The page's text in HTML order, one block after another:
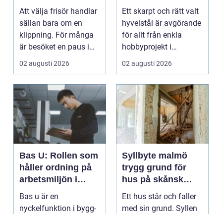
salong för stil,
kvalitet och känsla
Att välja frisör handlar
sällan bara om en
klippning. För många
är besöket en paus i
vardagen, ett s...
02 augusti 2026
Ett skarpt och rätt valt
hyvelstål är avgörande
för allt från enkla
hobbyprojekt i
verkstaden till k...
02 augusti 2026
Bas U: Rollen som
håller ordning på
arbetsmiljön i
byggprojekt
Bas u är en
nyckelfunktion i bygg-
Syllbyte malmö
trygg grund för
hus på skånsk
mark
Ett hus står och faller
med sin grund. Syllen